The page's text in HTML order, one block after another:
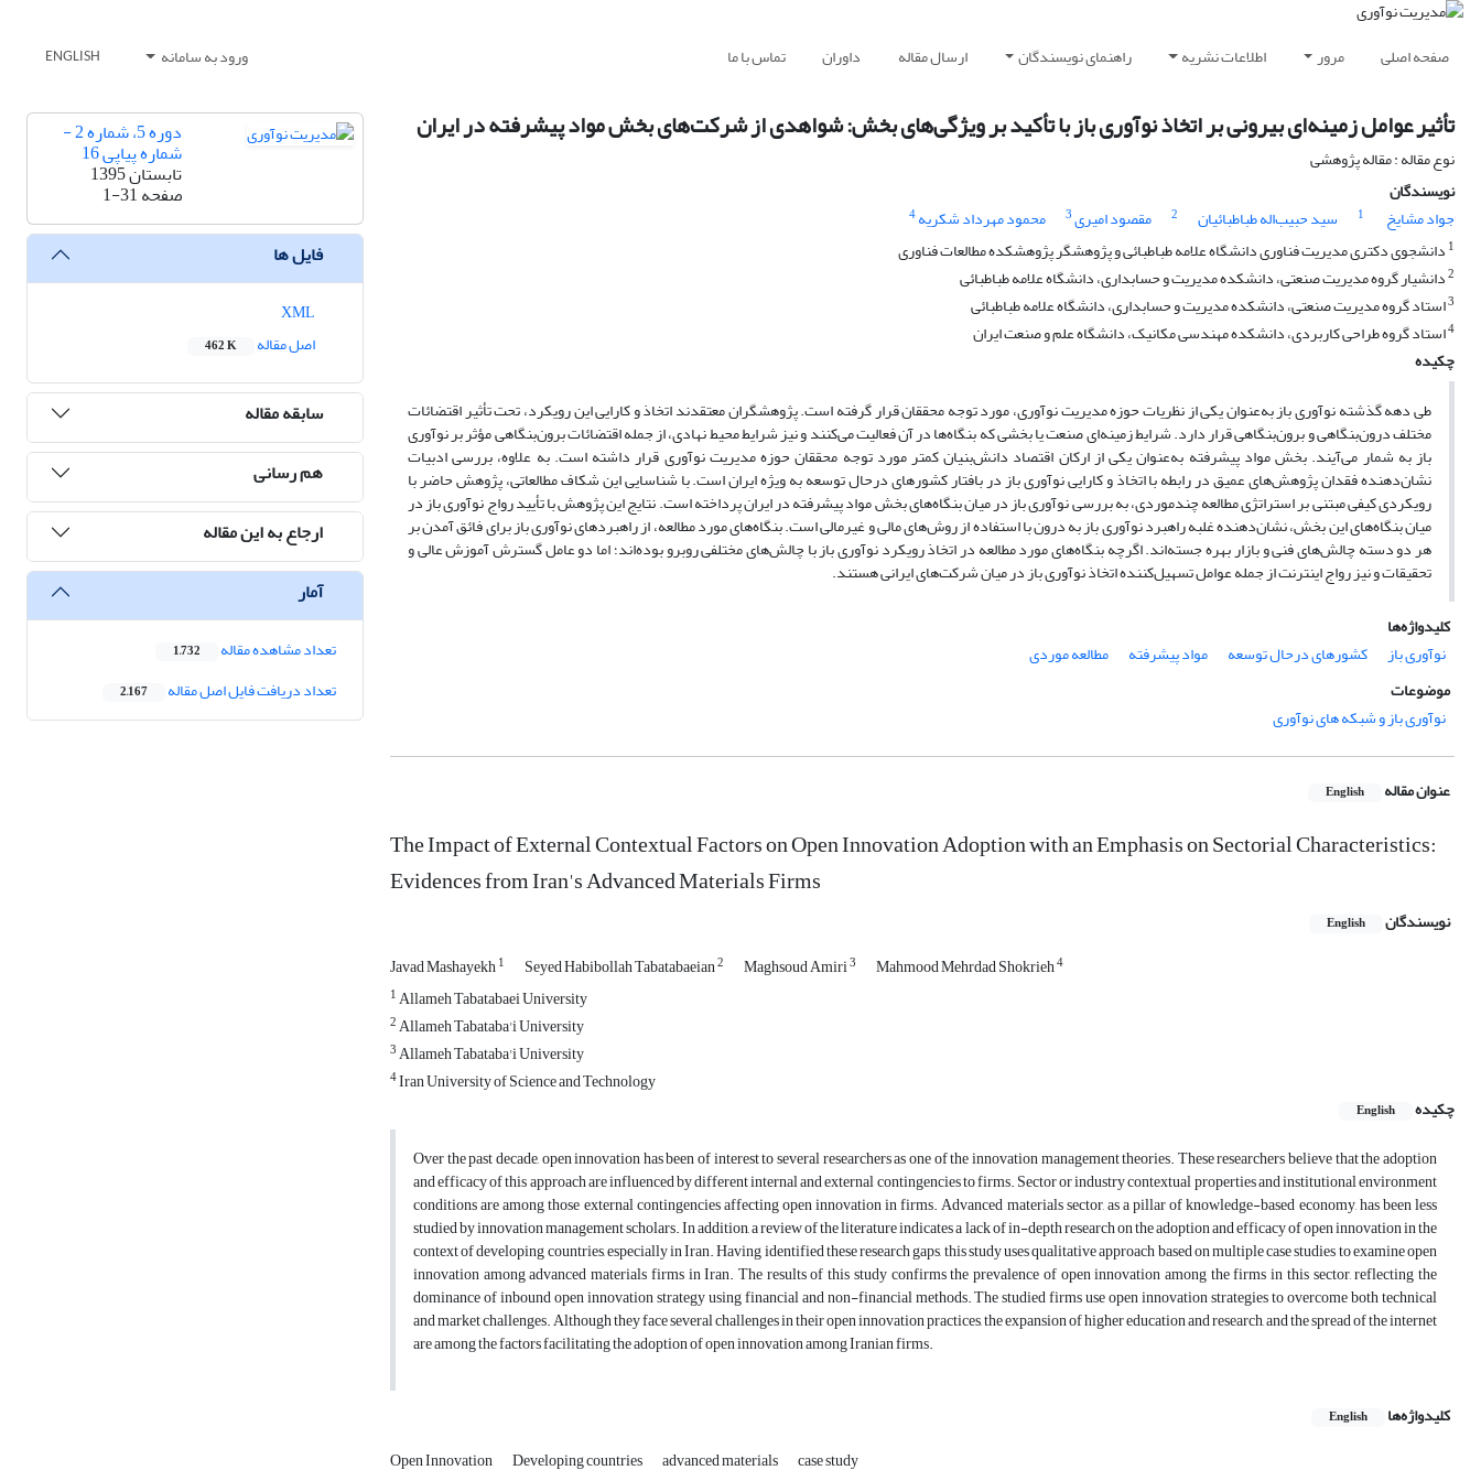
صفحه اصلی مرور اطلاعات نشریه راهنمای نویسندگان ارسال مقاله داوران تماس با ما ورود به سامانه ENGLISH
تأثیر عوامل زمینه‌ای بیرونی بر اتخاذ نوآوری باز با تأکید بر ویژگی‌های بخش: شواهدی از شرکت‌های بخش مواد پیشرفته در ایران
نوع مقاله : مقاله پژوهشی
نویسندگان
جواد مشایخ
1 سید حبیب‌اله طباطبائیان 2 مقصود امیری3 محمود مهرداد شکریه4
1 دانشجوی دکتری مدیریت فناوری دانشگاه علامه طباطبائی و پژوهشگر پژوهشکده مطالعات فناوری
2دانشیار گروه مدیریت صنعتی، دانشکده مدیریت و حسابداری، دانشگاه علامه طباطبائی
3استاد گروه مدیریت صنعتی، دانشکده مدیریت و حسابداری، دانشگاه علامه طباطبائی
4استاد گروه طراحی کاربردی، دانشکده مهندسی مکانیک، دانشگاه علم و صنعت ایران
چکیده
طی دهه گذشته نوآوری باز به‌عنوان یکی از نظریات حوزه مدیریت نوآوری، مورد توجه محققان قرار گرفته است. پژوهشگران معتقدند اتخاذ و کارایی این رویکرد، تحت تأثیر اقتضائات
مختلف درون‌بنگاهی و برون‌بنگاهی قرار دارد. شرایط زمینه‌ای صنعت یا بخشی که بنگاه‌ها در آن فعالیت می‌کنند و نیز شرایط محیط نهادی، از جمله اقتضائات برون‌بنگاهی مؤثر بر نوآوری
باز به شمار می‌آیند. بخش مواد پیشرفته به‌عنوان یکی از ارکان اقتصاد دانش‌بنیان کمتر مورد توجه محققان حوزه مدیریت نوآوری قرار داشته است. به علاوه، بررسی ادبیات
نشان‌دهنده فقدان پژوهش‌های عمیق در رابطه با اتخاذ و کارایی نوآوری باز در بافتار کشورهای درحال توسعه به ویژه ایران است. با شناسایی این شکاف مطالعاتی، پژوهش حاضر با
رویکردی کیفی مبتنی بر استراتژی مطالعه چندموردی، به بررسی نوآوری باز در میان بنگاه‌های بخش مواد پیشرفته در ایران پرداخته است. نتایج این پژوهش با تأیید رواج نوآوری باز در
میان بنگاه‌های این بخش، نشان‌دهنده غلبه راهبرد نوآوری باز به درون با استفاده از روش‌های مالی و غیرمالی است. بنگاه‌های مورد مطالعه، از راهبردهای نوآوری باز برای فائق آمدن بر
هر دو دسته چالش‌های فنی و بازار بهره جسته‌اند. اگرچه بنگاه‌های مورد مطالعه در اتخاذ رویکرد نوآوری باز با چالش‌های مختلفی روبرو بوده‌اند؛ اما دو عامل گسترش آموزش عالی و
تحقیقات و نیز رواج اینترنت از جمله عوامل تسهیل‌کننده اتخاذ نوآوری باز در میان شرکت‌های ایرانی هستند.
کلیدواژه‌ها
نوآوری باز
کشورهای درحال توسعه مواد پیشرفته
مطالعه موردی
موضوعات
نوآوری باز و شبکه های نوآوری
عنوان مقاله English
The Impact of External Contextual Factors on Open Innovation Adoption with an Emphasis on Sectorial Characteristics:
Evidences from Iran's Advanced Materials Firms
نویسندگان English
Javad Mashayekh1 Seyed Habibollah Tabatabaeian2 Maghsoud Amiri3 Mahmood Mehrdad Shokrieh4
1Allameh Tabatabaei University
2Allameh Tabataba'i University
3Allameh Tabataba'i University
4Iran University of Science and Technology
چکیده
English
Over the past decade, open innovation has been of interest to several researchers as one of the innovation management theories. These researchers believe that the adoption
and efficacy of this approach are influenced by different internal and external contingencies to firms. Sector or industry contextual properties and institutional environment
conditions are among those external contingencies affecting open innovation in firms. Advanced materials sector, as a pillar of knowledge-based economy, has been less
studied by innovation management scholars. In addition, a review of the literature indicates a lack of in-depth research on the adoption and efficacy of open innovation in the
context of developing countries, especially in Iran. Having identified these research gaps, this study uses qualitative approach based on multiple case studies to examine open
innovation among advanced materials firms in Iran. The results of this study confirms the prevalence of open innovation among the firms in this sector, reflecting the
dominance of inbound open innovation strategy using financial and non-financial methods. The studied firms use open innovation strategies to overcome both technical
and market challenges. Although they face several challenges in their open innovation practices, the expansion of higher education and research, and the spread of the internet
are among the factors facilitating the adoption of open innovation among Iranian firms.
کلیدواژه‌ها English
Open Innovation Developing countries advanced materials case study
دوره 5، شماره 2 -
شماره پیاپی 16
تابستان 1395
صفحه1-31
فایل ها
اصل مقاله
462 K
سابقه مقاله
هم رسانی
ارجاع به این مقاله
آمار
تعداد مشاهده مقاله 1,732
تعداد دریافت فایل اصل مقاله 2,167